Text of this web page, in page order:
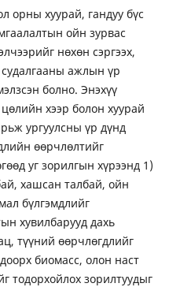
орны хуурай, гандуу бүс
ойн зурвас
нөхөн сэргээх,
ажлын үр
болно. Энэхүү
хээр болон хуурай
ургуулсны үр дүнд
өөрчлөлтийг
уг зорилгын хүрээнд 1)
хашсан талбай, ойн
бүлгэмдлийг
хувилбарууд дахь
түүний өөрчлөгдлийг
биомасс, олон наст
тодорхойлох зорилтуудыг